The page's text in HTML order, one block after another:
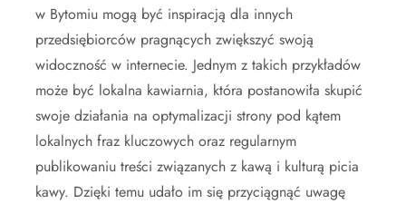
w Bytomiu mogą być inspiracją dla innych
przedsiębiorców pragnących zwiększyć swoją
widoczność w internecie. Jednym z takich przykładów
może być lokalna kawiarnia, która postanowiła skupić
swoje działania na optymalizacji strony pod kątem
lokalnych fraz kluczowych oraz regularnym
publikowaniu treści związanych z kawą i kulturą picia
kawy. Dzięki temu udało im się przyciągnąć uwagę